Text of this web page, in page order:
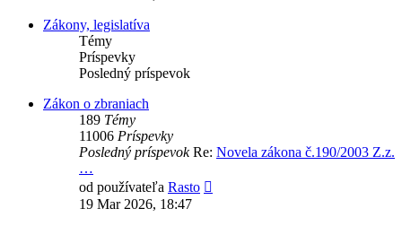
Zákony, legislatíva
Témy
Príspevky
Posledný príspevok
Zákon o zbraniach
189 Témy
11006 Príspevky
Posledný príspevokRe: Novela zákona č.190/2003 Z.z.
…
od používateľa Rasto
19 Mar 2026, 18:47